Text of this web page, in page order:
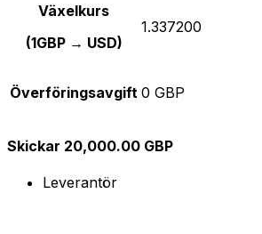
Växelkurs
(1GBP → USD)
1.337200
Överföringsavgift 0 GBP
Skickar 20,000.00 GBP
Leverantör